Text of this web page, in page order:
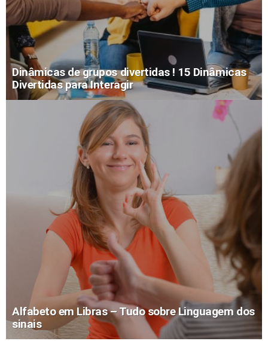
Dinâmicas de grupos divertidas ! 15 Dinâmicas
Divertidas para Interagir
Alfabeto em Libras – Tudo sobre Linguagem dos
sinais